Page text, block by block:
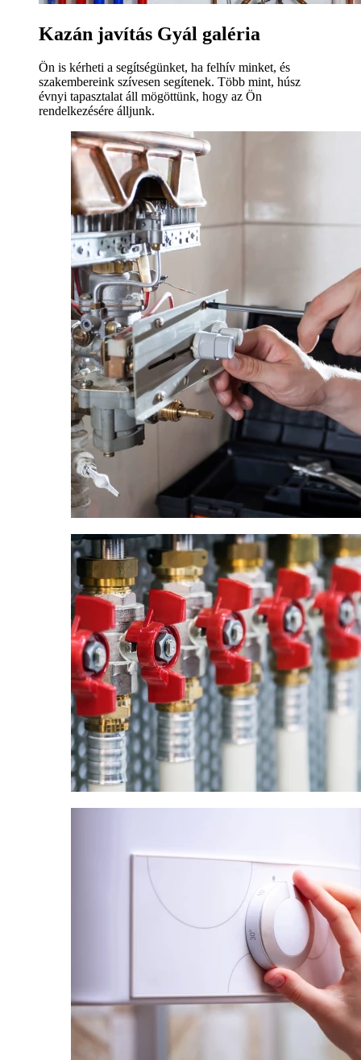
Kazán javítás Gyál galéria
Ön is kérheti a segítségünket, ha felhív minket, és
szakembereink szívesen segítenek. Több mint, húsz
évnyi tapasztalat áll mögöttünk, hogy az Ön
rendelkezésére álljunk.